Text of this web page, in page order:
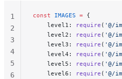
const IMAGES = {
    level1:
require ( '@/
    level2:
require ( '@/
    level3:
require ( '@/
    level4:
require ( '@/
    level5:
require ( '@/
    level6:
require ( '@/
1
2
3
4
5
6